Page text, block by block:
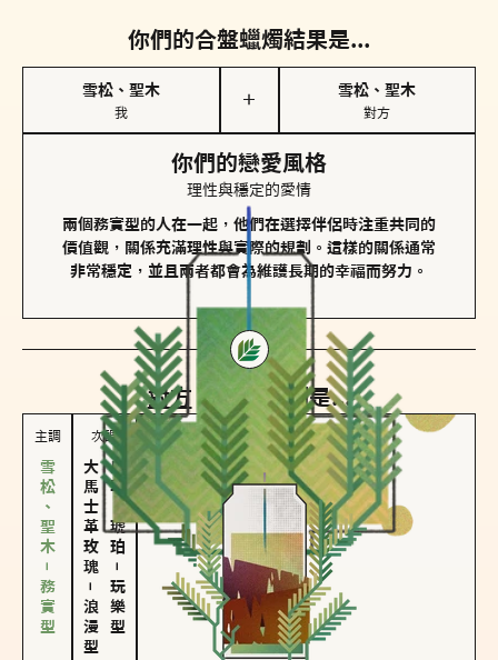
你們的合盤蠟燭結果是...
雪松、聖木
我
＋
雪松、聖木
對方
你們的戀愛風格
理性與穩定的愛情
兩個務實型的人在一起，他們在選擇伴侶時注重共同的
價值觀，關係充滿理性與實際的規劃。這樣的關係通常
非常穩定，並且兩者都會為維護長期的幸福而努力。
對方 的主調蠟燭是...
主調
雪松、聖木－務實型
次調
大馬士革玫瑰
－
浪漫型
皮革、琥珀
－
玩樂型